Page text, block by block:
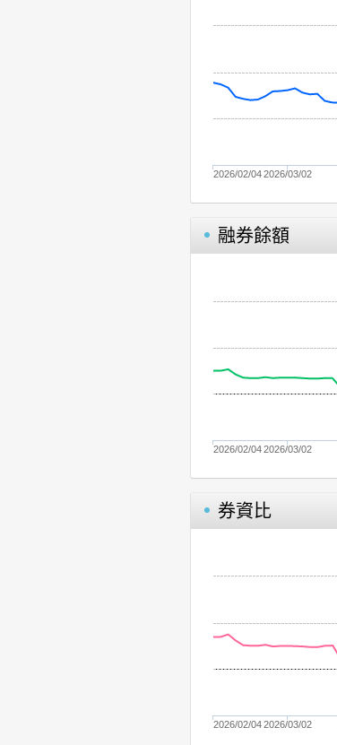
2026/02/042026/03/02
融券餘額
2026/02/042026/03/02
券資比
2026/02/042026/03/02